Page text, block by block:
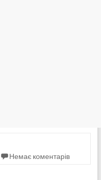
Немає коментарів